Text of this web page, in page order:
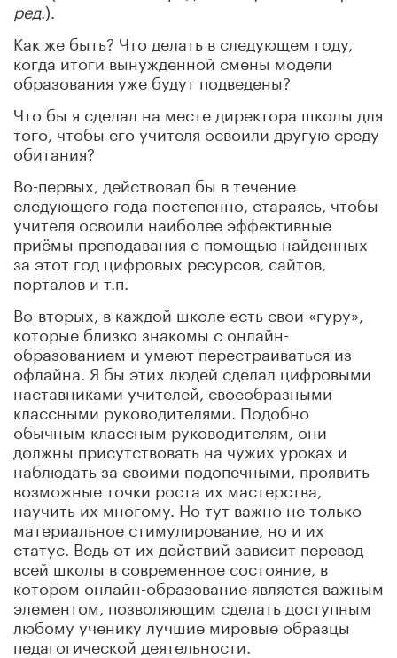
ред.).
Как же быть? Что делать в следующем году,
когда итоги вынужденной смены модели
образования уже будут подведены?
Что бы я сделал на месте директора школы для
того, чтобы его учителя освоили другую среду
обитания?
Во-первых, действовал бы в течение
следующего года постепенно, стараясь, чтобы
учителя освоили наиболее эффективные
приёмы преподавания с помощью найденных
за этот год цифровых ресурсов, сайтов,
порталов и т.п.
Во-вторых, в каждой школе есть свои «гуру»,
которые близко знакомы с онлайн-
образованием и умеют перестраиваться из
офлайна. Я бы этих людей сделал цифровыми
наставниками учителей, своеобразными
классными руководителями. Подобно
обычным классным руководителям, они
должны присутствовать на чужих уроках и
наблюдать за своими подопечными, проявить
возможные точки роста их мастерства,
научить их многому. Но тут важно не только
материальное стимулирование, но и их
статус. Ведь от их действий зависит перевод
всей школы в современное состояние, в
котором онлайн-образование является важным
элементом, позволяющим сделать доступным
любому ученику лучшие мировые образцы
педагогической деятельности.